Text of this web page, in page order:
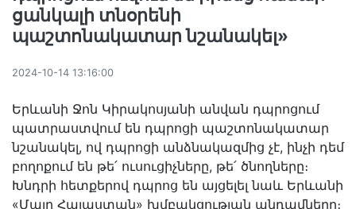
ցանկալի տնօրենի
պաշտոնակատար նշանակել»
2024-10-14 13:16:00
Երևանի Ջոն Կիրակոսյանի անվան դպրոցում
պատրաստվում են դպրոցի պաշտոնակատար
նշանակել, ով դպրոցի անձնակազմից չէ, ինչի դեմ
բողոքում են թե՛ ուսուցիչները, թե՛ ծնողները։
Խնդրի հետքերով դպրոց են այցելել նաև Երևանի
«Մայր Հայաստան» խմբակցության անդամները։